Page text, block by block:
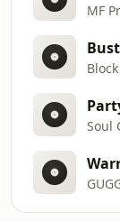
MF
Soul